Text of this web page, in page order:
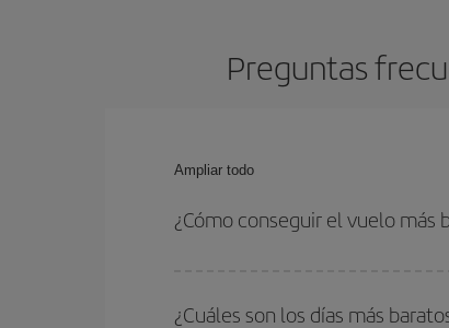
Preguntas
Ampliar todo
¿Cómo conseguir el vuelo más
fechas y horarios de ida y vuelta.
¿Cuáles son los días más